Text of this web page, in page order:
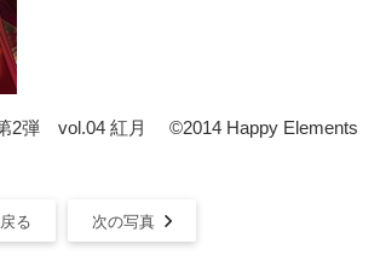
2弾 vol.04 紅月 ©2014 Happy Elements
る 次の写真